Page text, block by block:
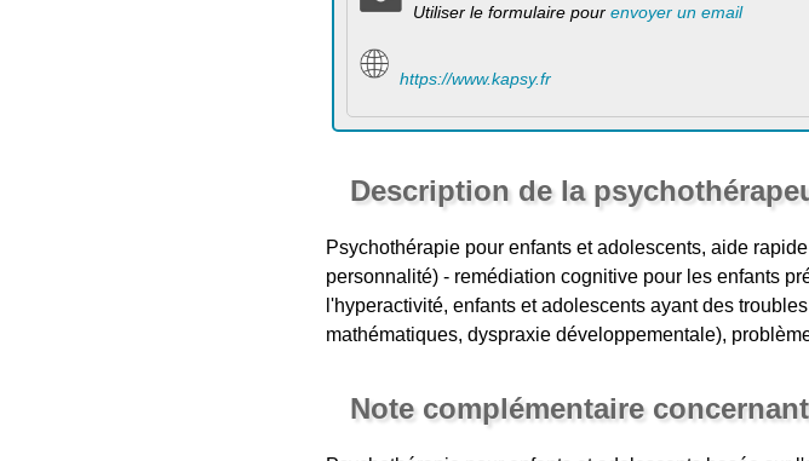
Utiliser le formulaire pourenvoyer un email
https://www.kapsy.fr
Description de la
Psychothérapie pour enfants et adolescents, aide
personnalité) - remédiation cognitive pour les enfants
l'hyperactivité, enfants et adolescents ayant des
mathématiques, dyspraxie développementale),
Note complémentaire